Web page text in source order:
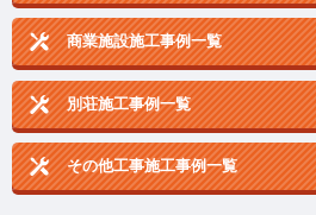
商業施設施工事例一覧
別荘施工事例一覧
その他工事施工事例一覧